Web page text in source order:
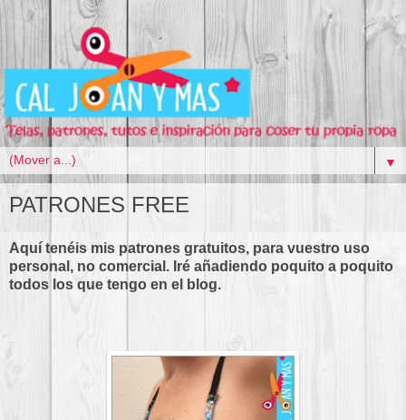
▼
PATRONES FREE
Aquí tenéis mis patrones gratuitos, para vuestro uso
personal, no comercial. Iré añadiendo poquito a poquito
todos los que tengo en el blog.